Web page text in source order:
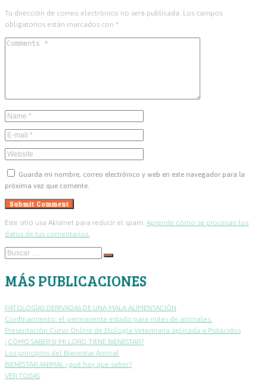
Tu dirección de correo electrónico no será publicada. Los campos
obligatorios están marcados con *
Guarda mi nombre, correo electrónico y web en este navegador para la
próxima vez que comente.
Este sitio usa Akismet para reducir el spam. Aprende cómo se procesan los
datos de tus comentarios.
Buscar
MÁS PUBLICACIONES
PATOLOGÍAS DERIVADAS DE UNA MALA ALIMENTACIÓN
Confinamiento: el permanente estado para miles de animales.
Presentación Curso Online de Etología Veterinaria aplicada a Psitácidos
¿CÓMO SABER SI MI LORO TIENE BIENESTAR?
Los principios del Bienestar Animal
BIENESTAR ANIMAL ¿qué hay que saber?
VER TODAS